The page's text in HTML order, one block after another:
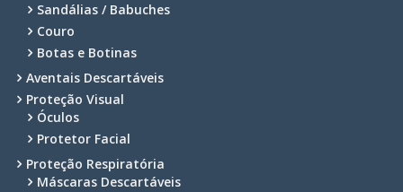
Sandálias / Babuches
Couro
Botas e Botinas
Aventais Descartáveis
Proteção Visual
Óculos
Protetor Facial
Proteção Respiratória
Máscaras Descartáveis